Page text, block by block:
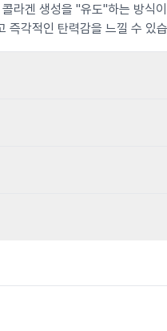
라겐 생성을 "유도"하는 방식
즉각적인 탄력감을 느낄 수 있